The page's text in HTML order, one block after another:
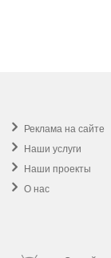
Реклама на сайте
Наши услуги
Наши проекты
О нас